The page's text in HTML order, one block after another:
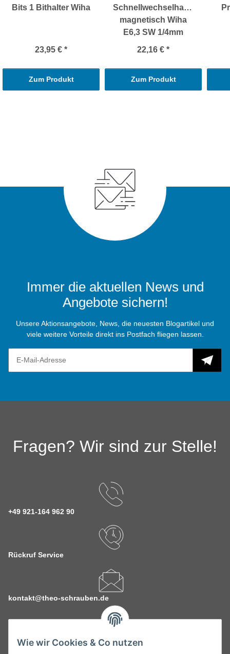
Wie wir Cookies & Co nutzen
Bits 1 Bithalter Wiha
23,95 € *
Zum Produkt
Schnellwechselhalter
magnetisch Wiha
E6,3 SW 1/4mm
22,16 € *
Zum Produkt
Immer die aktuellen News und
Angebote sichern!
Unsere Aktionsangebote, News, die neuesten Blogartikel und
viele weitere Vorteile direkt ins Postfach fliegen lassen.
Fragen? Wir sind zur Stelle!
+49 921-164 962 90
Rückruf Service
kontakt@theo-schrauben.de